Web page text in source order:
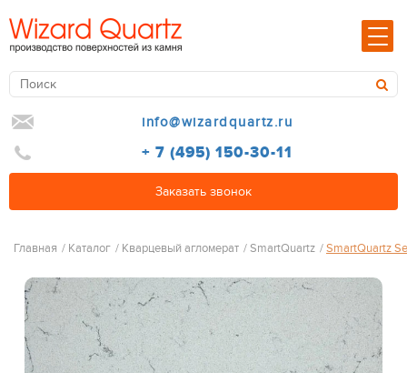
info@wizardquartz.ru
+ 7 (495) 150-30-11
Заказать звонок
Главная / Каталог / Кварцевый агломерат /SmartQuartz /SmartQuartz